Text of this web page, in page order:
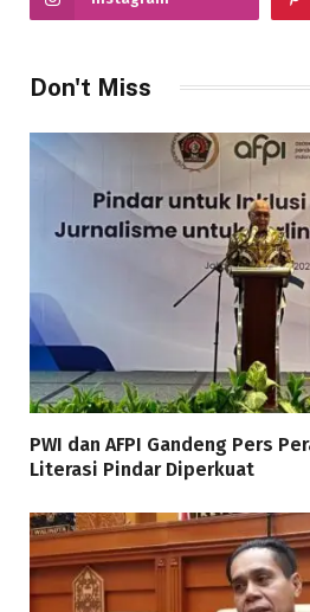
Don't Miss
PWI dan AFPI Gandeng Pers
Literasi Pindar Diperkuat